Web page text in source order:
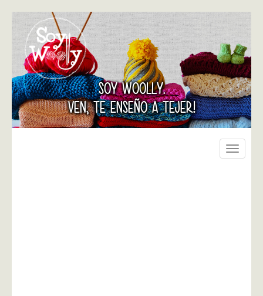
SOY WOOLLY.
VEN, TE ENSEÑO A TEJER!
Toggle